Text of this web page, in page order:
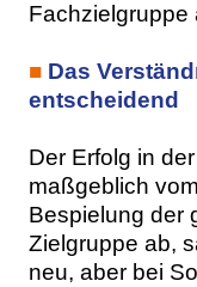
Fachzielgruppe
■ Das
entscheidend
Der Erfolg in
maßgeblich
Bespielung der
Zielgruppe ab,
neu, aber bei